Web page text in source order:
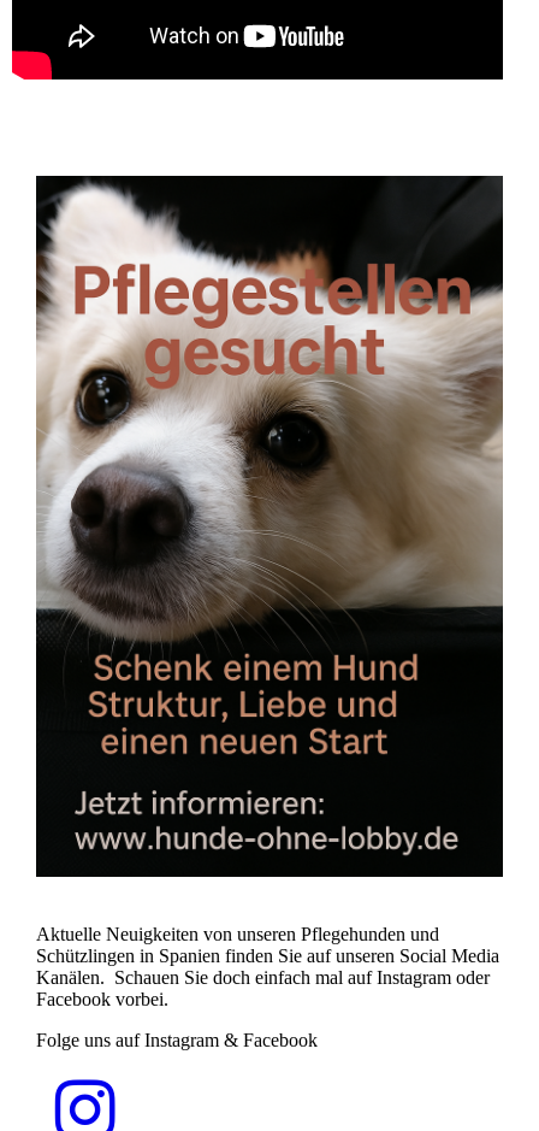
Aktuelle Neuigkeiten von unseren Pflegehunden und
Schützlingen in Spanien finden Sie auf unseren Social Media
Kanälen. Schauen Sie doch einfach mal auf Instagram oder
Facebook vorbei.
Folge uns auf Instagram & Facebook